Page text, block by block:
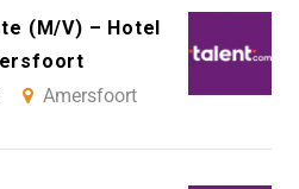
(M/V) – Hotel
Amersfoort